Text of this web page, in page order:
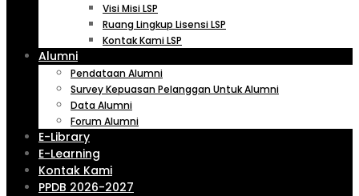
Visi Misi LSP
Ruang Lingkup Lisensi LSP
Kontak Kami LSP
Alumni
Pendataan Alumni
Survey Kepuasan Pelanggan Untuk Alumni
Data Alumni
Forum Alumni
E-Library
E-Learning
Kontak Kami
PPDB 2026-2027